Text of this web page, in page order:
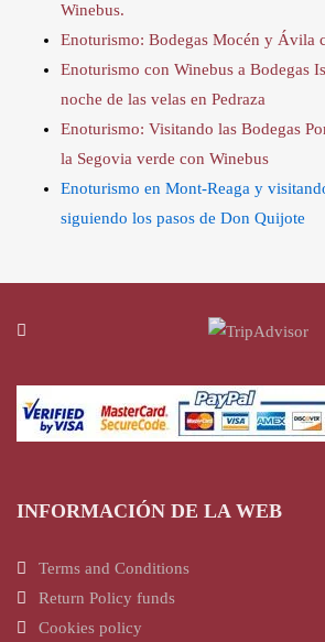
Winebus.
Enoturismo: Bodegas Mocén y Ávila
Enoturismo con Winebus a Bodegas
noche de las velas en Pedraza
Enoturismo: Visitando las Bodegas
la Segovia verde con Winebus
Enoturismo en Mont-Reaga y
siguiendo los pasos de Don Quijote
INFORMACIÓN DE LA WEB
Terms and Conditions
Return Policy funds
Cookies policy